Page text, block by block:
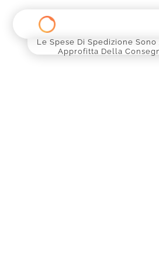
Le Spese Di Spedizione
Approfitta Della